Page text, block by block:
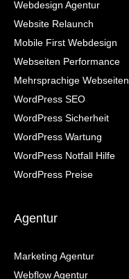
Webdesign Agentur
Website Relaunch
Mobile First Webdesign
Webseiten Performance
Mehrsprachige Webseiten
WordPress SEO
WordPress Sicherheit
WordPress Wartung
WordPress Notfall Hilfe
WordPress Preise
Agentur
Marketing Agentur
Webflow Agentur